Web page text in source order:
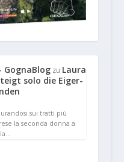
zu Laura
solo die Eiger-
sui tratti più
la seconda donna a